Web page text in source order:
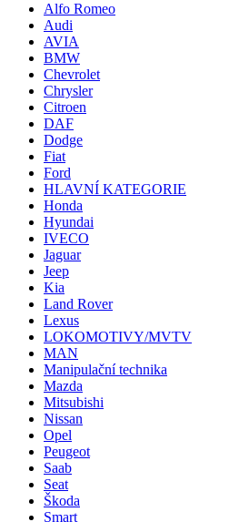
Alfo Romeo
Audi
AVIA
BMW
Chevrolet
Chrysler
Citroen
DAF
Dodge
Fiat
Ford
HLAVNÍ KATEGORIE
Honda
Hyundai
IVECO
Jaguar
Jeep
Kia
Land Rover
Lexus
LOKOMOTIVY/MVTV
MAN
Manipulační technika
Mazda
Mitsubishi
Nissan
Opel
Peugeot
Saab
Seat
Škoda
Smart